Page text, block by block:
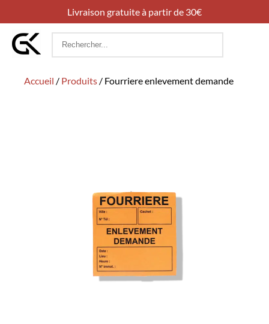
Livraison gratuite à partir de 30€
Rechercher
Accueil / Produits / Fourriere enlevement demande